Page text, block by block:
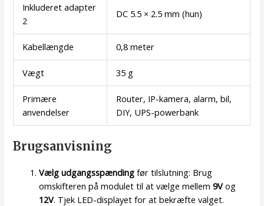
Inkluderet adapter
2
DC 5.5 × 2.5 mm (hun)
Kabellængde 0,8 meter
Vægt 35 g
Primære
anvendelser
Router, IP-kamera, alarm, bil,
DIY, UPS-powerbank
Brugsanvisning
Vælg udgangsspænding før tilslutning: Brug
omskifteren på modulet til at vælge mellem9Vog
12V. Tjek LED-displayet for at bekræfte valget.